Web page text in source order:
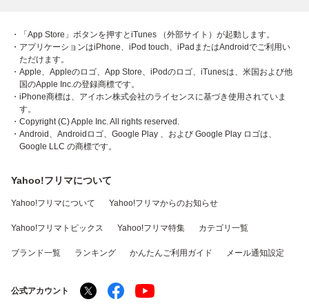
・「App Store」ボタンを押すとiTunes （外部サイト）が起動します。
・アプリケーションはiPhone、iPod touch、iPadまたはAndroidでご利用い
ただけます。
・Apple、Appleのロゴ、App Store、iPodのロゴ、iTunesは、米国および他
国のApple Inc.の登録商標です。
・iPhone商標は、アイホン株式会社のライセンスに基づき使用されていま
す。
・Copyright (C) Apple Inc. All rights reserved.
・Android、Androidロゴ、Google Play 、および Google Play ロゴは、
Google LLC の商標です。
Yahoo!フリマについて
Yahoo!フリマについて Yahoo!フリマからのお知らせ
Yahoo!フリマトピックス Yahoo!フリマ特集 カテゴリ一覧
ブランド一覧 ランキング かんたんご利用ガイド メール通知設定
公式アカウント